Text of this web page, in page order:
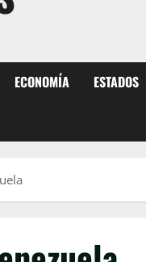
ECONOMÍA ESTADOS